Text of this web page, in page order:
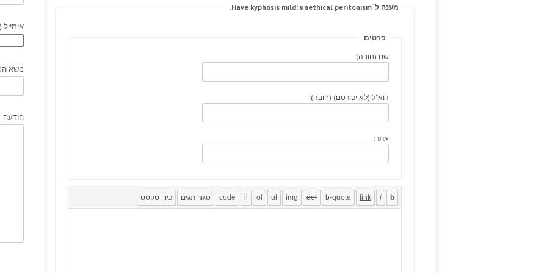
מענה ל־Have kyphosis mild; unethical peritonism.
פרטים:
שם (חובה):
דוא"ל (לא יפורסם) (חובה):
אתר:
נושא
הודעה